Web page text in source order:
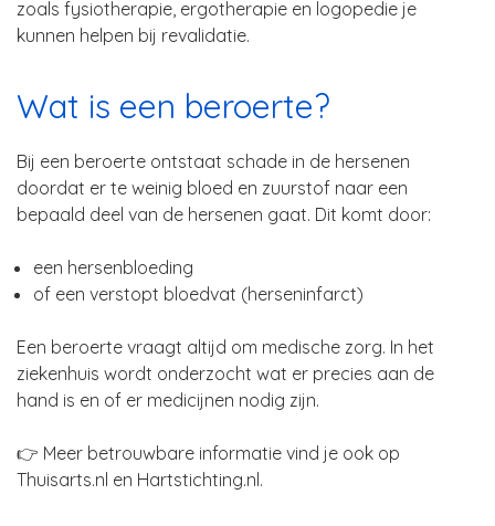
zoals fysiotherapie, ergotherapie en logopedie je
kunnen helpen bij revalidatie.
Wat is een beroerte?
Bij een beroerte ontstaat schade in de hersenen
doordat er te weinig bloed en zuurstof naar een
bepaald deel van de hersenen gaat. Dit komt door:
een hersenbloeding
of een verstopt bloedvat (herseninfarct)
Een beroerte vraagt altijd om medische zorg. In het
ziekenhuis wordt onderzocht wat er precies aan de
hand is en of er medicijnen nodig zijn.
👉 Meer betrouwbare informatie vind je ook op
Thuisarts.nl en Hartstichting.nl.